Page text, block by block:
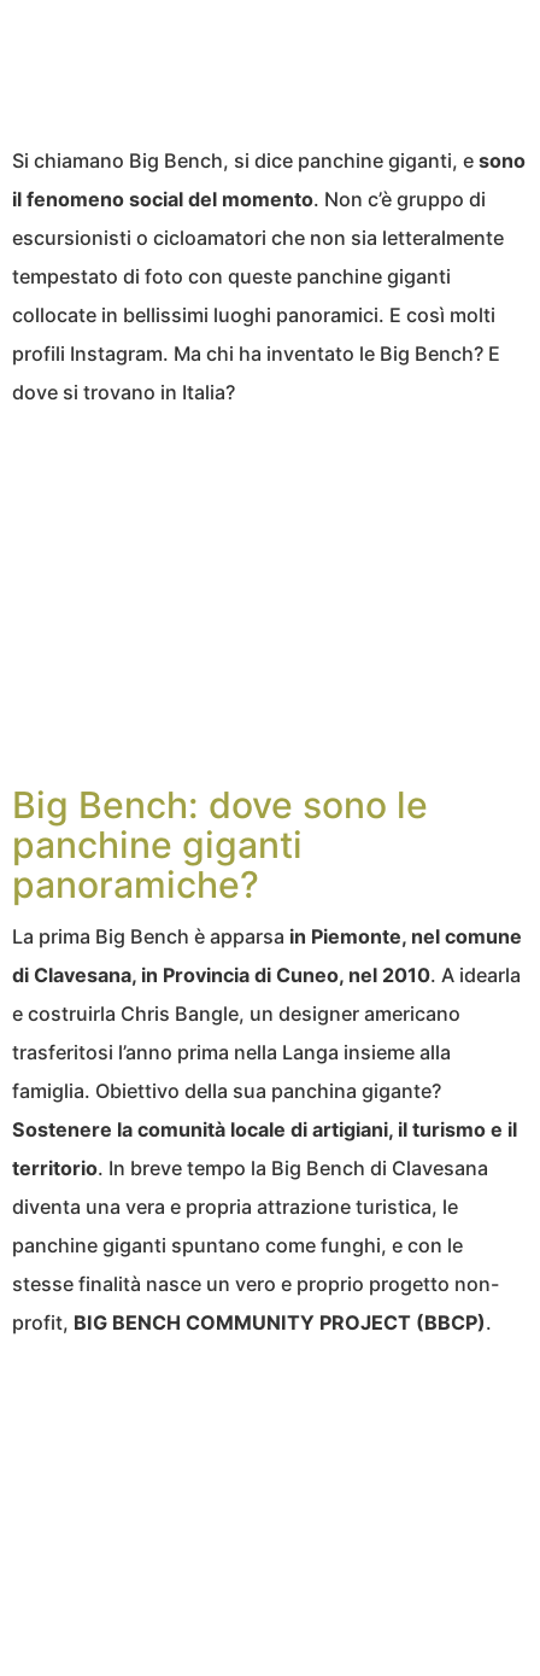
Si chiamano Big Bench, si dice panchine giganti, e sono
il fenomeno social del momento. Non c’è gruppo di
escursionisti o cicloamatori che non sia letteralmente
tempestato di foto con queste panchine giganti
collocate in bellissimi luoghi panoramici. E così molti
profili Instagram. Ma chi ha inventato le Big Bench? E
dove si trovano in Italia?
Big Bench: dove sono le
panchine giganti
panoramiche?
La prima Big Bench è apparsa in Piemonte, nel comune
di Clavesana, in Provincia di Cuneo, nel 2010. A idearla
e costruirla Chris Bangle, un designer americano
trasferitosi l’anno prima nella Langa insieme alla
famiglia. Obiettivo della sua panchina gigante?
Sostenere la comunità locale di artigiani, il turismo e il
territorio. In breve tempo la Big Bench di Clavesana
diventa una vera e propria attrazione turistica, le
panchine giganti spuntano come funghi, e con le
stesse finalità nasce un vero e proprio progetto non-
profit, BIG BENCH COMMUNITY PROJECT (BBCP).